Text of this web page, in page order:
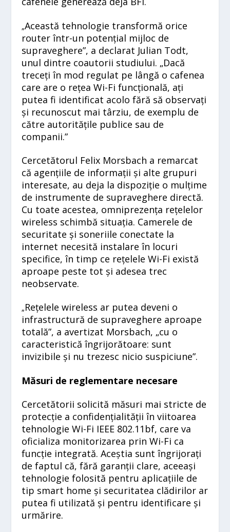
„Această tehnologie transformă orice
router într-un potențial mijloc de
supraveghere”, a declarat Julian Todt,
unul dintre coautorii studiului. „Dacă
treceți în mod regulat pe lângă o cafenea
care are o rețea Wi-Fi funcțională, ați
putea fi identificat acolo fără să observați
și recunoscut mai târziu, de exemplu de
către autoritățile publice sau de
companii.”
Cercetătorul Felix Morsbach a remarcat
că agențiile de informații și alte grupuri
interesate, au deja la dispoziție o mulțime
de instrumente de supraveghere directă.
Cu toate acestea, omniprezența rețelelor
wireless schimbă situația. Camerele de
securitate și soneriile conectate la
internet necesită instalare în locuri
specifice, în timp ce rețelele Wi-Fi există
aproape peste tot și adesea trec
neobservate.
„Rețelele wireless ar putea deveni o
infrastructură de supraveghere aproape
totală”, a avertizat Morsbach, „cu o
caracteristică îngrijorătoare: sunt
invizibile și nu trezesc nicio suspiciune”.
Măsuri de reglementare necesare
Cercetătorii solicită măsuri mai stricte de
protecție a confidențialității în viitoarea
tehnologie Wi-Fi IEEE 802.11bf, care va
oficializa monitorizarea prin Wi-Fi ca
funcție integrată. Aceștia sunt îngrijorați
de faptul că, fără garanții clare, aceeași
tehnologie folosită pentru aplicațiile de
tip smart home și securitatea clădirilor ar
putea fi utilizată și pentru identificare și
urmărire.